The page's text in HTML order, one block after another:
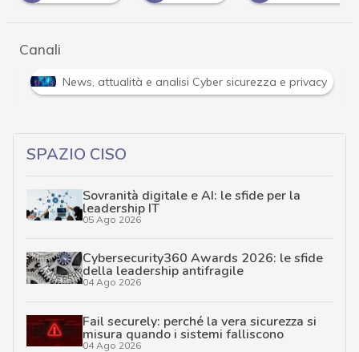
Canali
Attacchi hacker e Malware: le ultime news in tempo
SPAZIO CISO
Sovranità digitale e AI: le sfide per la
leadership IT
05 Ago 2026
Cybersecurity360 Awards 2026: le sfide
della leadership antifragile
04 Ago 2026
Fail securely: perché la vera sicurezza si
misura quando i sistemi falliscono
04 Ago 2026